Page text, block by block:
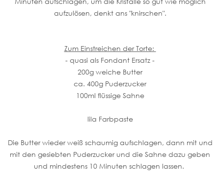
aufzulösen, denkt ans "knirschen".
Zum Einstreichen der Torte:
- quasi als Fondant Ersatz -
200g weiche Butter
ca. 400g Puderzucker
100ml flüssige Sahne
lila Farbpaste
Die Butter wieder weiß schaumig aufschlagen, dann mit und
mit den gesiebten Puderzucker und die Sahne dazu geben
und mindestens 10 Minuten schlagen lassen.